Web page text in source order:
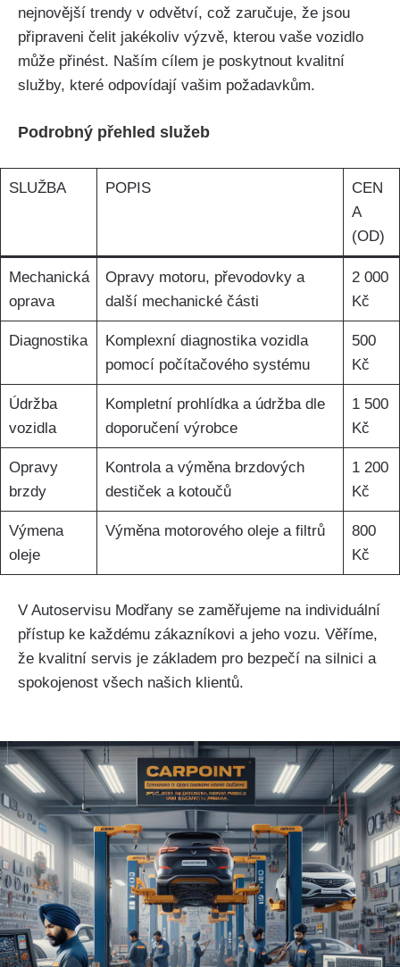
nejnovější trendy v odvětví, což zaručuje, že jsou
připraveni čelit jakékoliv výzvě, kterou vaše vozidlo
může přinést. Naším cílem je poskytnout kvalitní
⁢služby, které odpovídají⁢ vašim požadavkům.
Podrobný přehled služeb
SLUŽBA POPIS
CEN
A
(OD)
Mechanická
oprava
Opravy motoru, převodovky a
další mechanické části
2 000
Kč
Diagnostika
Komplexní‍ diagnostika vozidla
pomocí počítačového systému
500
Kč
Údržba
vozidla
Kompletní prohlídka a‌ údržba dle
doporučení výrobce
1 500
Kč
Opravy
‍brzdy
Kontrola ⁢a​ výměna brzdových
destiček⁣ a kotoučů
1 200
Kč
Výmena
oleje
Výměna motorového oleje a filtrů
800
Kč
V Autoservisu Modřany se zaměřujeme na individuální
přístup ke každému zákazníkovi a jeho vozu. Věříme,
že kvalitní servis je základem pro ⁤bezpečí na silnici a
spokojenost všech​ našich klientů.